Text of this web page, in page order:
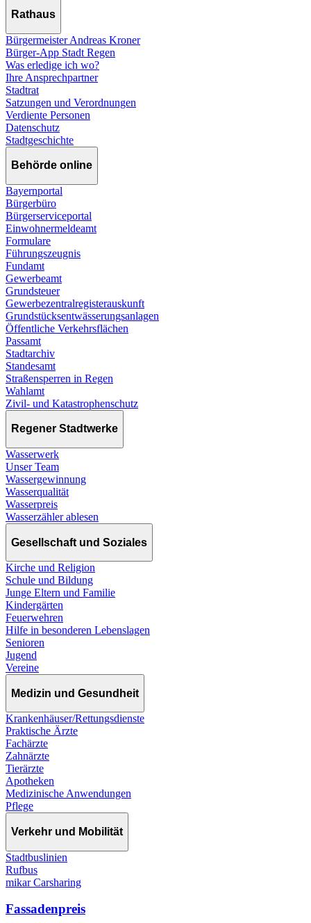
Rathaus
Bürgermeister Andreas Kroner
Bürger-App Stadt Regen
Was erledige ich wo?
Ihre Ansprechpartner
Stadtrat
Satzungen und Verordnungen
Verdiente Personen
Datenschutz
Stadtgeschichte
Behörde online
Bayernportal
Bürgerbüro
Bürgerserviceportal
Einwohnermeldeamt
Formulare
Führungszeugnis
Fundamt
Gewerbeamt
Grundsteuer
Gewerbezentralregisterauskunft
Grundstücksentwässerungsanlagen
Öffentliche Verkehrsflächen
Passamt
Stadtarchiv
Standesamt
Straßensperren in Regen
Wahlamt
Zivil- und Katastrophenschutz
Regener Stadtwerke
Wasserwerk
Unser Team
Wassergewinnung
Wasserqualität
Wasserpreis
Wasserzähler ablesen
Gesellschaft und Soziales
Kirche und Religion
Schule und Bildung
Junge Eltern und Familie
Kindergärten
Feuerwehren
Hilfe in besonderen Lebenslagen
Senioren
Jugend
Vereine
Medizin und Gesundheit
Krankenhäuser/Rettungsdienste
Praktische Ärzte
Fachärzte
Zahnärzte
Tierärzte
Apotheken
Medizinische Anwendungen
Pflege
Verkehr und Mobilität
Stadtbuslinien
Rufbus
mikar Carsharing
Fassadenpreis